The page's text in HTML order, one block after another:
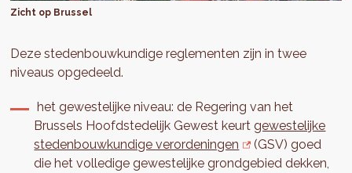
Zicht op Brussel
Deze stedenbouwkundige reglementen zijn in twee
niveaus opgedeeld.
het gewestelijke niveau: de Regering van het
Brussels Hoofdstedelijk Gewest keurtgewestelijke
stedenbouwkundige verordeningen
(GSV) goed
die het volledige gewestelijke grondgebied dekken,